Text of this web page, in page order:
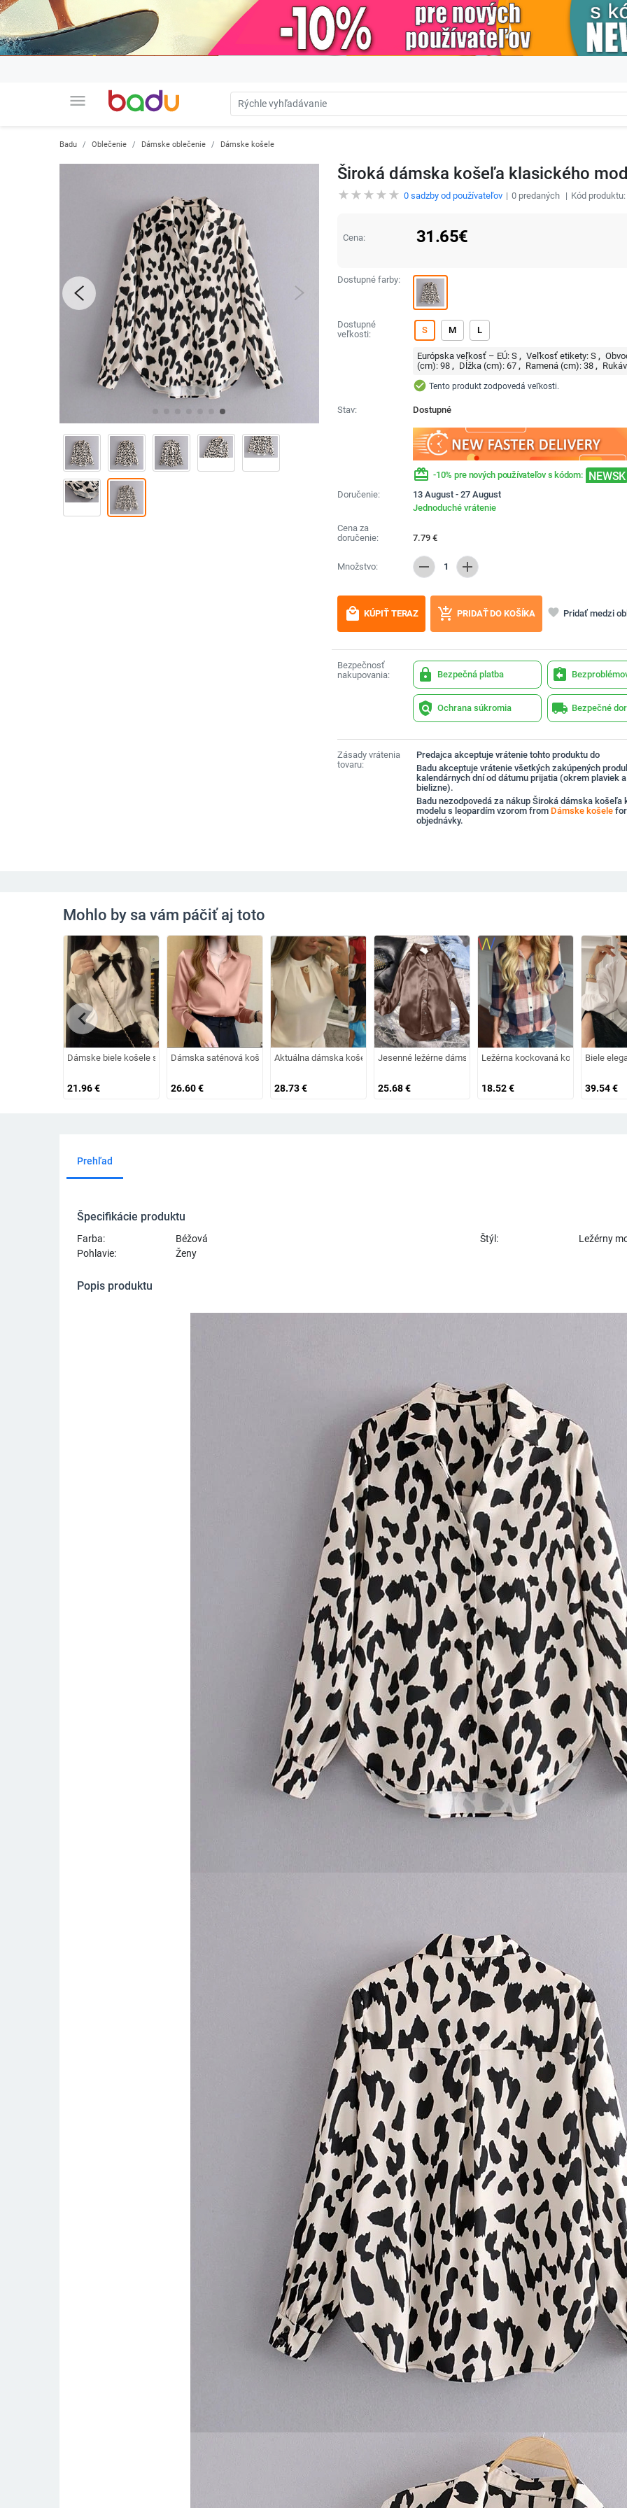
menu
Badu Oblečenie Dámske oblečenie Dámske košele
Široká dámska košeľa klasického
0sadzby od používateľov 0predaných Kód produktu:
Cena: 31.65€
Dostupné farby:
Dostupné
veľkosti:
S M L
Európska veľkosť – EÚ: S Veľkosť etikety: S
(cm): 98 Dĺžka (cm): 67 Ramená (cm): 38
check_circle Tento produkt zodpovedá veľkosti.
Stav: Dostupné
redeem -10% pre nových používateľov s kódom: NEWSK
Doručenie:
13 August - 27 August
Jednoduché vrátenie
Cena za
doručenie:
7.79€
Množstvo: remove 1 add
local_mall KÚPIŤ TERAZ add_shopping_cart PRIDAŤ DO KOŠÍKA favorite Pridať medzi
Bezpečnosť
nakupovania:
lock Bezpečná platba assignment_return
policy Ochrana súkromia local_shipping Bezpečné
Zásady vrátenia
tovaru:
Predajca akceptuje vrátenie tohto produktu do
Badu akceptuje vrátenie všetkých zakúpených
kalendárnych dní od dátumu prijatia (okrem plaviek
bielizne).
Badu nezodpovedá za nákup Široká dámska košeľa
modelu s leopardím vzorom from Dámske košele
objednávky.
Mohlo by sa vám páčiť aj toto
Dámske biele košele s mašľou, sladké preppy kawaii čipkované patchworkové blúzky Lolita kórejské elegantné Peter Pan golier s dlhým
21.96€
Dámska saténová košeľa s dlhým rukávom, vintage hodvábna elegantná dámska blúzka, luxusná biela košeľa,
26.60€
Aktuálna dámska košeľa s krátkymi čipkovanými rukávmi
28.73€
Jesenné ležérne dámske saténové tričko, univerzálne,
25.68€
Ležérna kockovaná košeľa s
18.52€
Biele
39.54€
chevron_left
Prehľad
Špecifikácie produktu
Farba: Béžová Štýl:
Ležérny
Pohlavie:
Ženy
Popis produktu